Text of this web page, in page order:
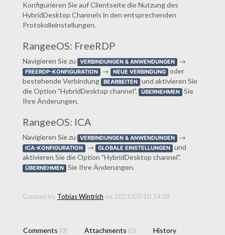
Konfigurieren Sie auf Clientseite die Nutzung des
HybridDesktop Channels in den entsprechenden
Protokolleinstellungen.
RangeeOS: FreeRDP
Navigieren Sie zu VERBINDUNGEN & ANWENDUNGEN →
FREERDP-KONFIGURATION → NEUE VERBINDUNG oder
bestehende Verbindung BEARBEITEN und aktivieren Sie
die Option "HybridDesktop channel".
ÜBERNEHMEN Sie
Ihre Änderungen.
RangeeOS: ICA
Navigieren Sie zu VERBINDUNGEN & ANWENDUNGEN →
ICA-KONFIGURATION → GLOBALE EINSTELLUNGEN und
aktivieren Sie die Option "HybridDesktop channel".
ÜBERNEHMEN Sie Ihre Änderungen.
Created by Tobias Wintrich on 2023/07/10 14:38
Comments (0) Attachments (0) History